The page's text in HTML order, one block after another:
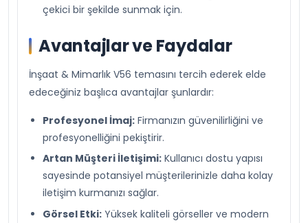
çekici bir şekilde sunmak için.
Avantajlar ve Faydalar
İnşaat & Mimarlık V56 temasını tercih ederek elde
edeceğiniz başlıca avantajlar şunlardır:
Profesyonel İmaj: Firmanızın güvenilirliğini ve
profesyonelliğini pekiştirir.
Artan Müşteri İletişimi: Kullanıcı dostu yapısı
sayesinde potansiyel müşterilerinizle daha kolay
iletişim kurmanızı sağlar.
Görsel Etki: Yüksek kaliteli görseller ve modern